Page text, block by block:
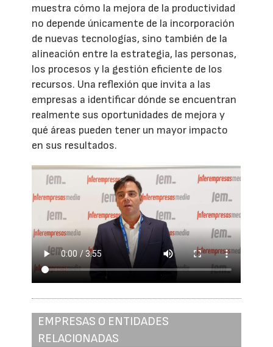
muestra cómo la mejora de la productividad
no depende únicamente de la incorporación
de nuevas tecnologías, sino también de la
alineación entre la estrategia, las personas,
los procesos y la gestión eficiente de los
recursos. Una reflexión que invita a las
empresas a identificar dónde se encuentran
realmente sus oportunidades de mejora y
qué áreas pueden tener un mayor impacto
en sus resultados.
EMPRESAS O ENTIDADES
RELACIONADAS